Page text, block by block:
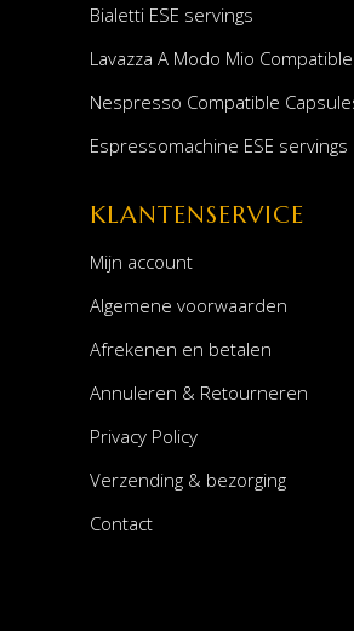
Bialetti ESE servings
Lavazza A Modo Mio
Nespresso Compatible
Espressomachine ESE servings
KLANTENSERVICE
Mijn account
Algemene voorwaarden
Afrekenen en betalen
Annuleren & Retourneren
Privacy Policy
Verzending & bezorging
Contact